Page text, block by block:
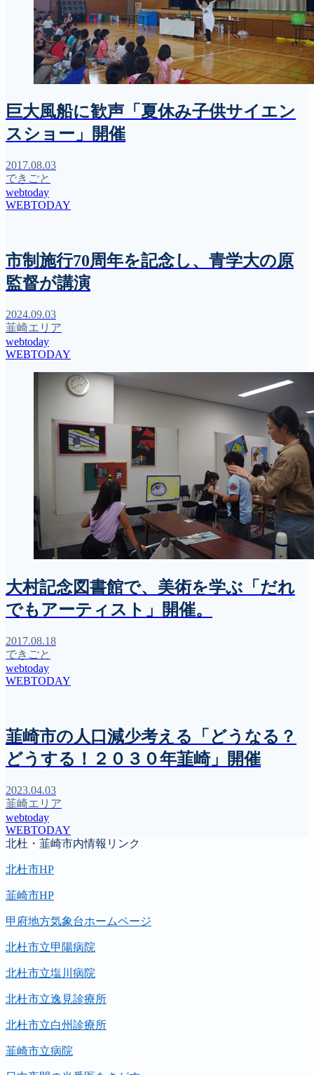
巨大風船に歓声「夏休み子供サイエン
スショー」開催
2017.08.03
できごと
webtoday
WEBTODAY
市制施行70周年を記念し、青学大の原
監督が講演
2024.09.03
韮崎エリア
webtoday
WEBTODAY
大村記念図書館で、美術を学ぶ「だれ
でもアーティスト」開催。
2017.08.18
できごと
webtoday
WEBTODAY
韮崎市の人口減少考える「どうなる？
どうする！２０３０年韮崎」開催
2023.04.03
韮崎エリア
webtoday
WEBTODAY
北杜・韮崎市内情報リンク
北杜市HP
韮崎市HP
甲府地方気象台ホームページ
北杜市立甲陽病院
北杜市立塩川病院
北杜市立逸見診療所
北杜市立白州診療所
韮崎市立病院